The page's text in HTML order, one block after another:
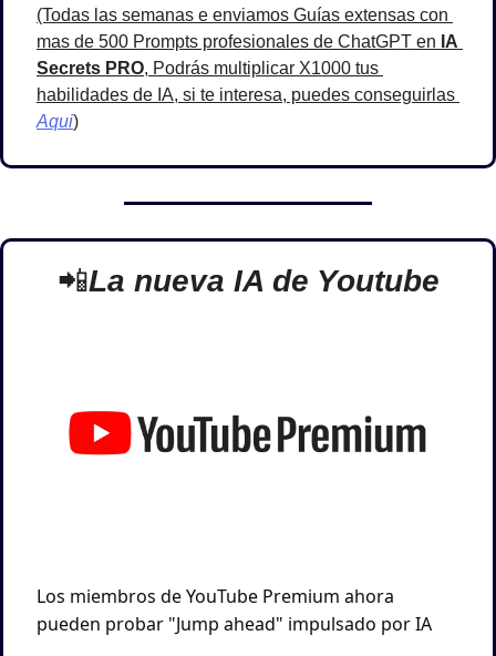
(Todas las semanas e enviamos Guías extensas con
mas de 500 Prompts profesionales de ChatGPT en IA
Secrets PRO, Podrás multiplicar X1000 tus
Aqui)
📲La nueva IA de Youtube
Los miembros de YouTube Premium ahora
pueden probar "Jump ahead" impulsado por IA